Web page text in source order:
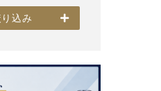
込み